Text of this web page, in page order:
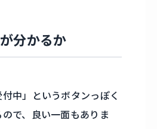
分かるか
付中」というボタンっぽく
で、良い一面もありま